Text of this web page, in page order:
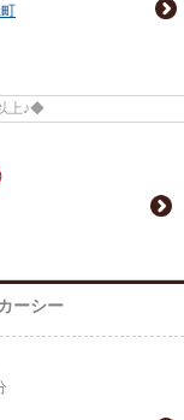
上♪◆
ーシー